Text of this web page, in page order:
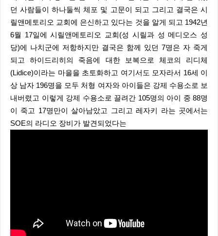
던 사람들이 하나둘씩 체포 및 고문이 되고 그리고 결국은 시
릴앤메토리오 교회에 은신하고 있다는 것을 알게 되고 1942년
6월 17일에 시릴앤메토리오 교회(성 시릴과 성 메디오스 성
당)에 나치군에 저항하지만 결국은 함께 있던 7명은 자 죽게
되고 하이드리히의 죽음에 대한 보복으로 체코의 리디체
(Lidice)이라는 마을을 초토화하고 여기서도 모자라서 16세 이
상 남자 196명을 모두 처형 여자와 아이들은 강제 수용소로 보
내버렸고 이렇게 강제 수용소로 끌려간 105명의 아이 중 88명
이 죽고 17명만이 살아남았고 그리고 레자키 라는 곳에서는
SOE의 라디오 장비가 발견되었다는